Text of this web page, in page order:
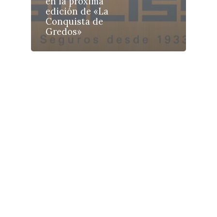
edición de «La
Conquista de
Gredos»
Galerías